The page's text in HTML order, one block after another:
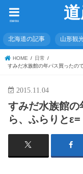
menu
北海道の記事 山形観
HOME
日常
すみだ水族館の年パス買ったの
2015.11.04
すみだ水族館の
ら、ふらりとε=